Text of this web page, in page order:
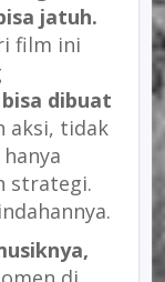
jatuh.
film ini
dibuat
aksi, tidak
strategi.